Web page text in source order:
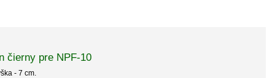
čierny pre NPF-10
- 7 cm.